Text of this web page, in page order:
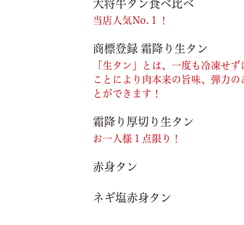
大将牛タン食べ比べ
当店人気No.１！
商標登録 霜降り生タン
「生タン」とは、一度も冷凍せ
ことにより肉本来の旨味、弾力
とができます！
霜降り厚切り生タン
お一人様１点限り！
赤身タン
ネギ塩赤身タン